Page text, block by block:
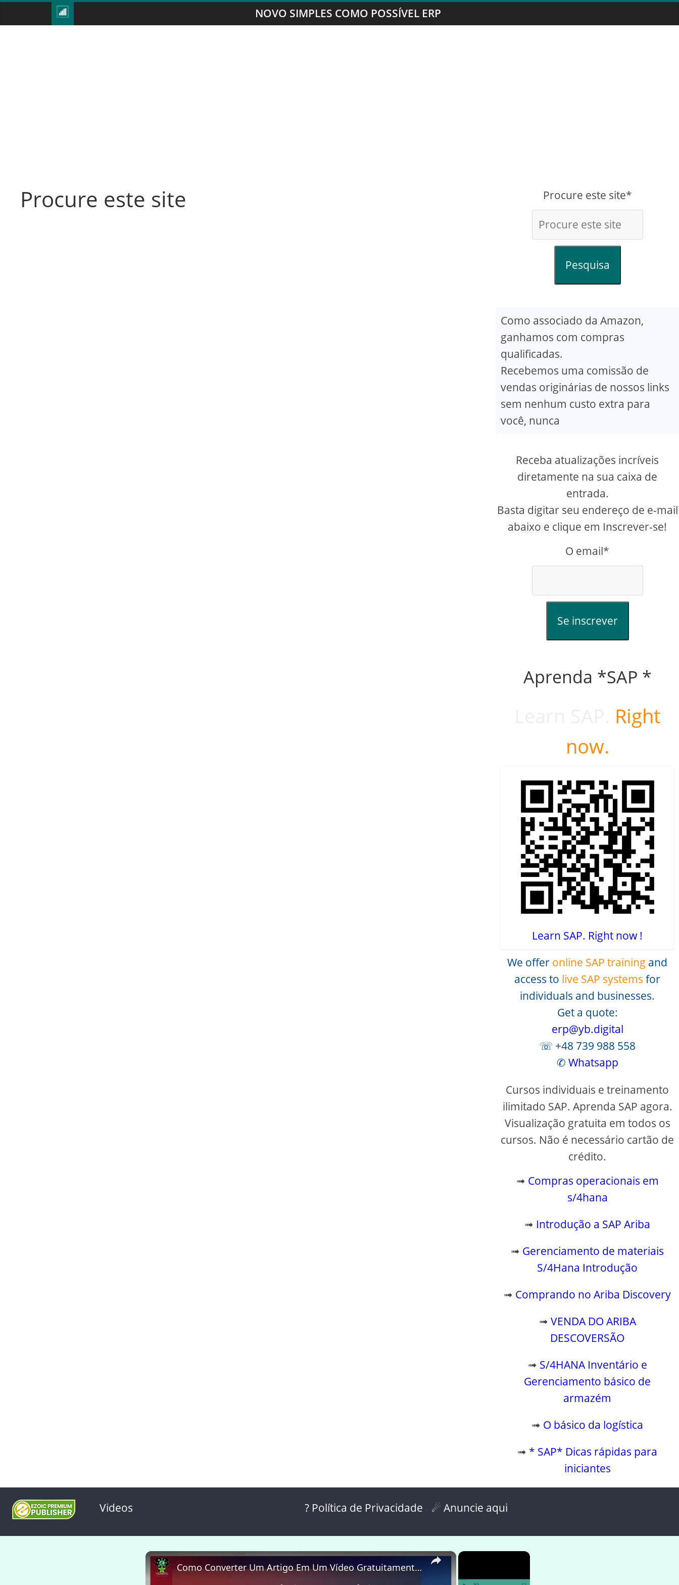
NOVO SIMPLES COMO POSSÍVEL ERP
Procure este site Procure este site*
Pesquisa
Como associado da Amazon,
ganhamos com compras
qualificadas.
Recebemos uma comissão de
vendas originárias de nossos links
sem nenhum custo extra para
você, nunca
Receba atualizações incríveis
diretamente na sua caixa de
entrada.
Basta digitar seu endereço de e-mail
abaixo e clique em Inscrever-se!
O email*
Se inscrever
Aprenda *SAP *
Right
now.
Learn SAP. Right now !
We offer online SAP training and
access to live SAP systems for
individuals and businesses.
Get a quote:
erp@yb.digital
☏ +48 739 988 558
✆ Whatsapp
Cursos individuais e treinamento
ilimitado SAP. Aprenda SAP agora.
Visualização gratuita em todos os
cursos. Não é necessário cartão de
crédito.
➟ Compras operacionais em
s/4hana
➟ Introdução a SAP Ariba
➟ Gerenciamento de materiais
S/4Hana Introdução
➟ Comprando no Ariba Discovery
➟ VENDA DO ARIBA
DESCOVERSÃO
➟ S/4HANA Inventário e
Gerenciamento básico de
armazém
➟ O básico da logística
➟ * SAP* Dicas rápidas para
iniciantes
Videos ? Política de Privacidade ☄ Anuncie aqui
×
×
Como Converter Um Artigo Em Um Vídeo Gratuitamente Online?